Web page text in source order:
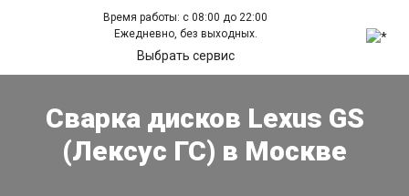
Время работы: с 08:00 до 22:00
Ежедневно, без выходных.
Выбрать сервис
Сварка дисков Lexus GS
(Лексус ГС) в Москве